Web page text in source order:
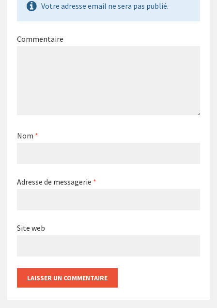
Votre adresse email ne sera pas publié.
Commentaire
Nom *
Adresse de messagerie *
Site web